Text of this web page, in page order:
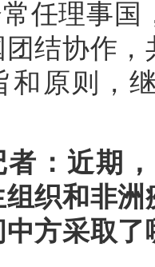
任理事国
结协作
和原则，
者：近期
织和非
方采取